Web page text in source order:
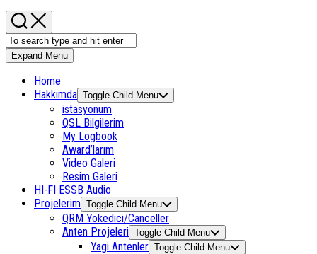
Expand Menu
Home
Hakkımda Toggle Child Menu
istasyonum
QSL Bilgilerim
My Logbook
Award’larım
Video Galeri
Resim Galeri
HI-FI ESSB Audio
Projelerim Toggle Child Menu
QRM Yokedici/Canceller
Anten Projeleri Toggle Child Menu
Yagi Antenler Toggle Child Menu